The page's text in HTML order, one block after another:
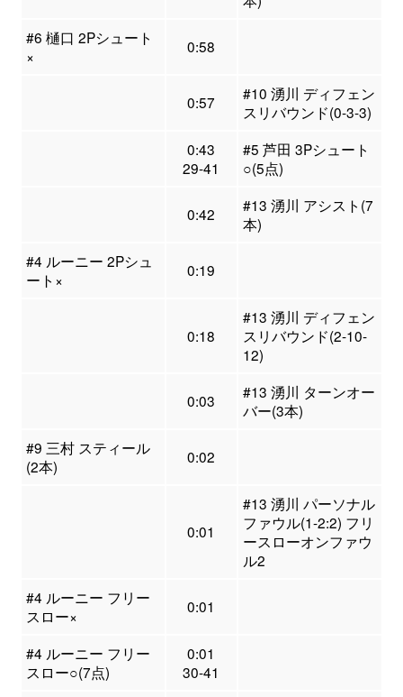
#6 樋口 2Pシュート
×
0:58
0:57
#10 湧川 ディフェン
スリバウンド(0-3-3)
0:43
29-41
#5 芦田 3Pシュート
○(5点)
0:42
#13 湧川 アシスト(7
本)
#4 ルーニー 2Pシュ
ート×
0:19
0:18
#13 湧川 ディフェン
スリバウンド(2-10-
12)
0:03
#13 湧川 ターンオー
バー(3本)
#9 三村 スティール
(2本)
0:02
0:01
#13 湧川 パーソナル
ファウル(1-2:2) フリ
ースローオンファウ
ル2
#4 ルーニー フリー
スロー×
0:01
#4 ルーニー フリー
スロー○(7点)
0:01
30-41